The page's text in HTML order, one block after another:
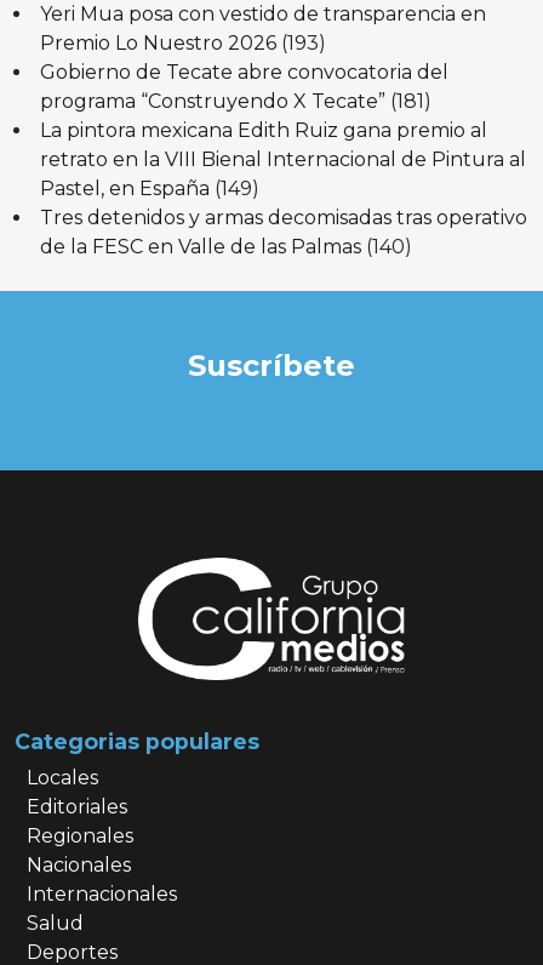
Yeri Mua posa con vestido de transparencia en
Premio Lo Nuestro 2026 (193)
Gobierno de Tecate abre convocatoria del
programa “Construyendo X Tecate” (181)
La pintora mexicana Edith Ruiz gana premio al
retrato en la VIII Bienal Internacional de Pintura al
Pastel, en España (149)
Tres detenidos y armas decomisadas tras operativo
de la FESC en Valle de las Palmas (140)
Suscríbete
Categorias populares
Locales
Editoriales
Regionales
Nacionales
Internacionales
Salud
Deportes